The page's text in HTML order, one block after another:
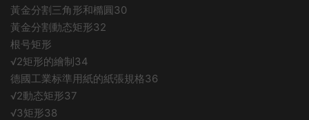
黃金分割三角形和橢圓30
黃金分割動态矩形32
根号矩形
√2矩形的繪制34
德國工業标準用紙的紙張規格36
√2動态矩形37
√3矩形38